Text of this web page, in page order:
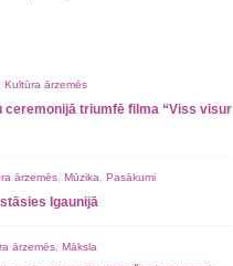
Kultūra ārzemēs
ceremonijā triumfē filma “Viss visur
ārzemēs Mūzika Pasākumi
Igaunijā
ārzemēs Māksla